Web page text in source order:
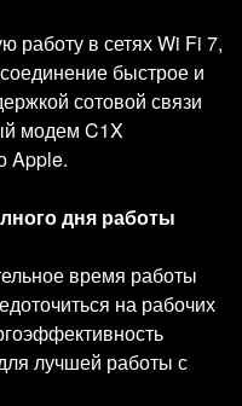
работу в сетях Wi Fi 7,
быстрое и
сотовой связи
модем C1X
Apple.
дня работы
время работы
на рабочих
лучшей работы с